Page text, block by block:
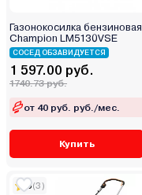
Газонокосилка бензиновая
Champion LM5130VSE
СОСЕД ОБЗАВИДУЕТСЯ
1 597.00 руб.
1740.73 руб.
от 40 руб. руб./мес.
Купить
5(3)